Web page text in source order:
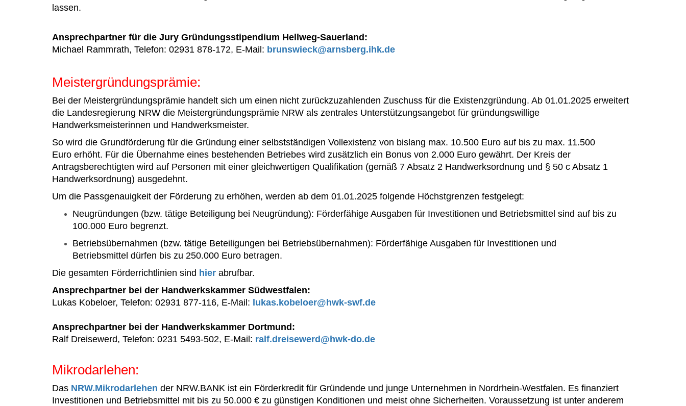
lassen.
Ansprechpartner für die Jury Gründungsstipendium Hellweg-Sauerland:
Michael Rammrath, Telefon: 02931 878-172, E-Mail: brunswieck@arnsberg.ihk.de
Meistergründungsprämie:
Bei der Meistergründungsprämie handelt sich um einen nicht zurückzuzahlenden Zuschuss für die Existenzgründung. Ab 01.01.2025 erweitert
die Landesregierung NRW die Meistergründungsprämie NRW als zentrales Unterstützungsangebot für gründungswillige
Handwerksmeisterinnen und Handwerksmeister.
So wird die Grundförderung für die Gründung einer selbstständigen Vollexistenz von bislang max. 10.500 Euro auf bis zu max. 11.500
Euro erhöht. Für die Übernahme eines bestehenden Betriebes wird zusätzlich ein Bonus von 2.000 Euro gewährt. Der Kreis der
Antragsberechtigten wird auf Personen mit einer gleichwertigen Qualifikation (gemäß 7 Absatz 2 Handwerksordnung und § 50 c Absatz 1
Handwerksordnung) ausgedehnt.
Um die Passgenauigkeit der Förderung zu erhöhen, werden ab dem 01.01.2025 folgende Höchstgrenzen festgelegt:
Neugründungen (bzw. tätige Beteiligung bei Neugründung): Förderfähige Ausgaben für Investitionen und Betriebsmittel sind auf bis zu
100.000 Euro begrenzt.
Betriebsübernahmen (bzw. tätige Beteiligungen bei Betriebsübernahmen): Förderfähige Ausgaben für Investitionen und
Betriebsmittel dürfen bis zu 250.000 Euro betragen.
Die gesamten Förderrichtlinien sind hier abrufbar.
Ansprechpartner bei der Handwerkskammer Südwestfalen:
Lukas Kobeloer, Telefon: 02931 877-116, E-Mail: lukas.kobeloer@hwk-swf.de
Ansprechpartner bei der Handwerkskammer Dortmund:
Ralf Dreisewerd, Telefon: 0231 5493-502, E-Mail: ralf.dreisewerd@hwk-do.de
Mikrodarlehen:
Das NRW.Mikrodarlehen der NRW.BANK ist ein Förderkredit für Gründende und junge Unternehmen in Nordrhein-Westfalen. Es finanziert
Investitionen und Betriebsmittel mit bis zu 50.000 € zu günstigen Konditionen und meist ohne Sicherheiten. Voraussetzung ist unter anderem